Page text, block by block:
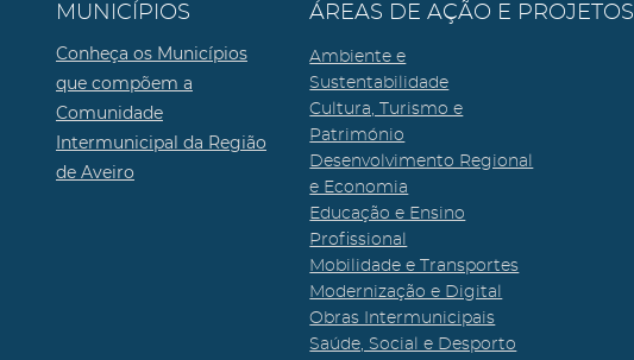
MUNICÍPIOS
Conheça os Municípios
que compõem a
Comunidade
Intermunicipal da Região
de Aveiro
ÁREAS DE AÇÃO E PROJETOS
Ambiente e
Sustentabilidade
Cultura, Turismo e
Património
Desenvolvimento Regional
e Economia
Educação e Ensino
Profissional
Mobilidade e Transportes
Modernização e Digital
Obras Intermunicipais
Saúde, Social e Desporto